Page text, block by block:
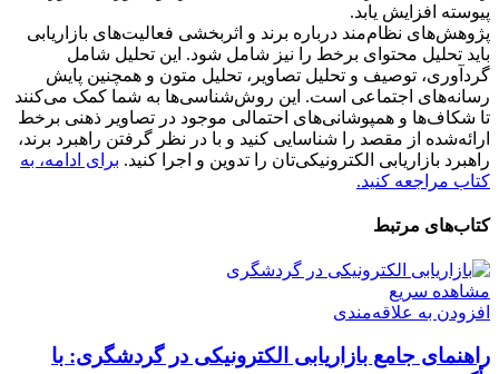
پیوسته افزایش یابد.
پژوهش‌های نظام‌مند درباره برند و اثربخشی فعالیت‌های بازاریابی
باید تحلیل‌ محتوای برخط را نیز شامل شود. این تحلیل شامل
گرد‌آوری، توصیف و تحلیل‌ تصاویر، تحلیل‌ متون و همچنین پایش
رسانه‌های اجتماعی است. این روش‌شناسی‌ها به شما کمک می‌کنند
تا شکاف‌ها و همپوشانی‌های احتمالی موجود در تصاویر ذهنی برخط
ارائه‌شده از مقصد را شناسایی کنید و با در نظر گرفتن راهبرد برند،
راهبرد بازاریابی الکترونیکی‌تان را تدوین و اجرا کنید. برای ادامه، به
کتاب مراجعه کنید.
کتاب‌های مرتبط
مشاهده سریع
افزودن به علاقه‌مندی
راهنمای جامع بازاریابی الکترونیکی در گردشگری: با